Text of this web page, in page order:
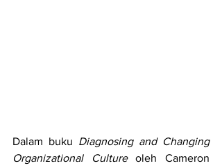
Dalam buku Diagnosing and Changing
Organizational Culture oleh Cameron